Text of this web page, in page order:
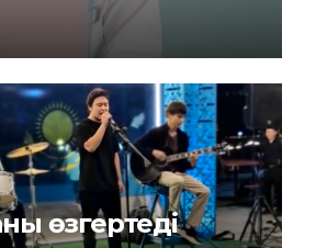
өзгертеді